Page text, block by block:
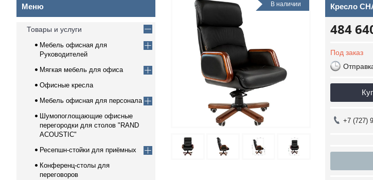
В наличии Кресло
484
Под заказ
+7 (727)
Товары и услуги
Мебель офисная для
Руководителей
Мягкая мебель для офиса
Офисные кресла
Мебель офисная для персонала
Шумопоглощающие офисные
перегородки для столов "RAND
ACOUSTIC"
Ресепшн-стойки для приёмных
Конференц-столы для
переговоров